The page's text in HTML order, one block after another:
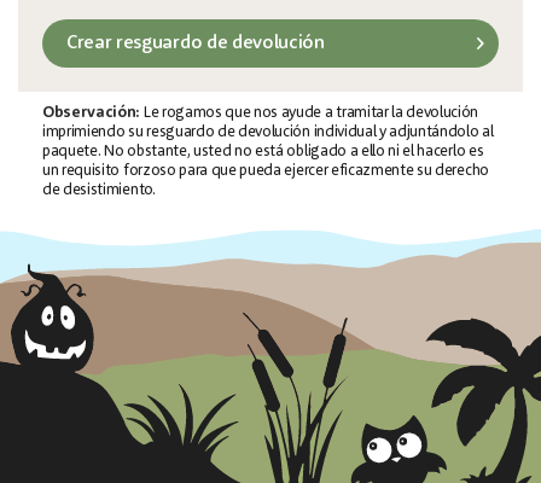
Crear resguardo de devolución
Observación: Le rogamos que nos ayude a tramitar la devolución
imprimiendo su resguardo de devolución individual y adjuntándolo al
paquete. No obstante, usted no está obligado a ello ni el hacerlo es
un requisito forzoso para que pueda ejercer eficazmente su derecho
de desistimiento.